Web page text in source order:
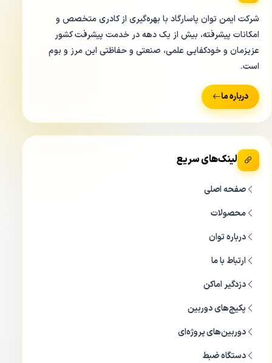
شرکت ایمن توان پاسارگاد با بهره‌گیری از کادری متخصص و
امکانات پیشرفته، بیش از یک دهه در خدمت پیشرفت کشور
عزیزمان و خودکفایی علمی، صنعتی و حفاظتی این مرز و بوم
است.
درباره ما
لینک‌های سریع
صفحه اصلی
محصولات
درباره توان
ارتباط با ما
دزدگیر اماکن
پکیج‌های دوربین
دوربین‌های پروژه‌ای
دستگاه ضبط